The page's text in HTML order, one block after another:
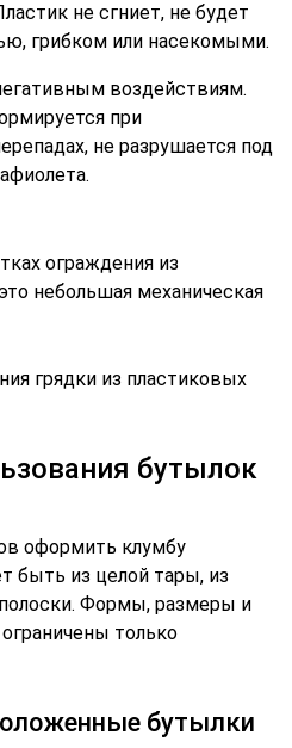
не сгниет, не будет
грибком или насекомыми.
воздействиям.
при
не разрушается под
ограждения из
небольшая механическая
грядки из пластиковых
бутылок
оформить клумбу
быть из целой тары, из
Формы, размеры и
только
бутылки